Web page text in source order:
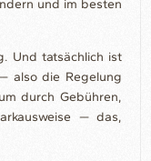
und im besten
Und tatsächlich ist
also die Regelung
durch Gebühren,
— das,